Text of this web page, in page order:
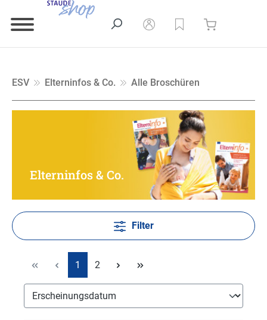
ESV Elterninfos & Co. Alle Broschüren
Elterninfos & Co.
Filter
1 2